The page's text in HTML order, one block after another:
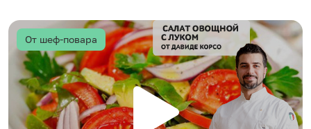
От шеф-повара